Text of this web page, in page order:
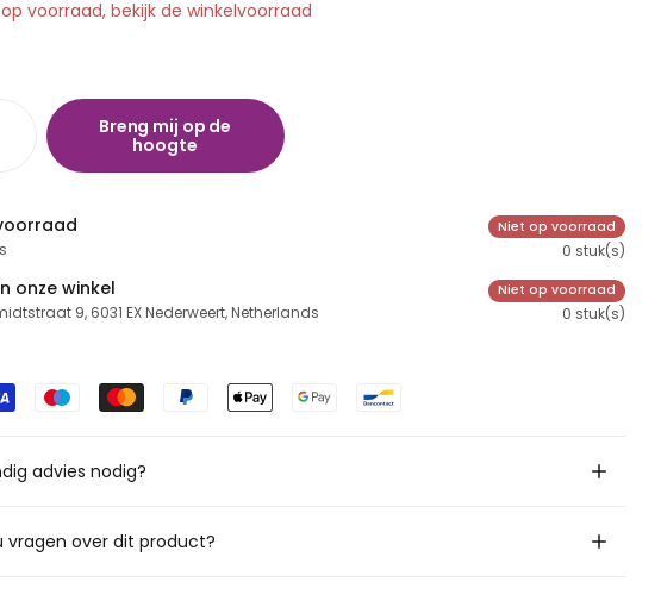
voorraad, bekijk de winkelvoorraad
Breng mij op de
hoogte
Niet op voorraad
0 stuk(s)
onze winkel
9, 6031 EX Nederweert, Netherlands
Niet op voorraad
0 stuk(s)
advies nodig?
vragen over dit product?